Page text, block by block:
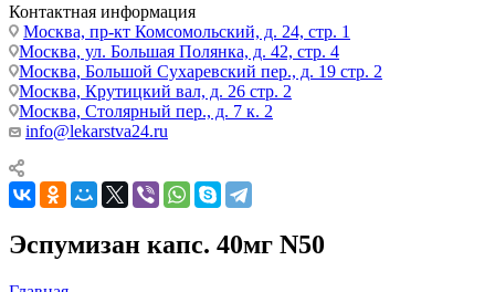
Контактная информация
Москва, пр-кт Комсомольский, д. 24, стр. 1
Москва, ул. Большая Полянка, д. 42, стр. 4
Москва, Большой Сухаревский пер., д. 19 стр. 2
Москва, Крутицкий вал, д. 26 стр. 2
Москва, Столярный пер., д. 7 к. 2
info@lekarstva24.ru
Эспумизан капс. 40мг N50